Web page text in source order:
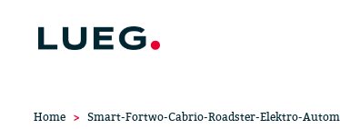
Home Smart-Fortwo-Cabrio-Roadster-Elektro-